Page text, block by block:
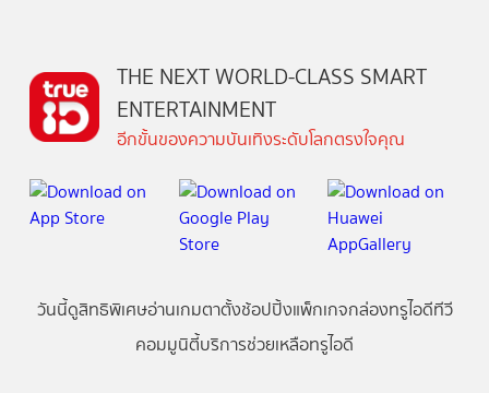
THE NEXT WORLD-CLASS SMART
ENTERTAINMENT
อีกขั้นของความบันเทิงระดับโลกตรงใจคุณ
วันนี้ดูสิทธิพิเศษอ่านเกมตาตั้งช้อปปิ้งแพ็กเกจกล่องทรูไอดีทีวี
คอมมูนิตี้บริการช่วยเหลือทรูไอดี